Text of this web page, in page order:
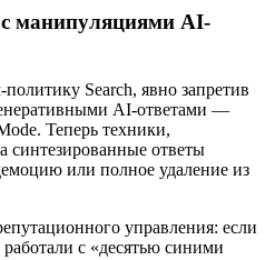
с манипуляциями AI-
Search, явно запретив
AI-ответами —
Теперь техники,
синтезированные ответы
или полное удаление из
управления: если
с «десятью синими